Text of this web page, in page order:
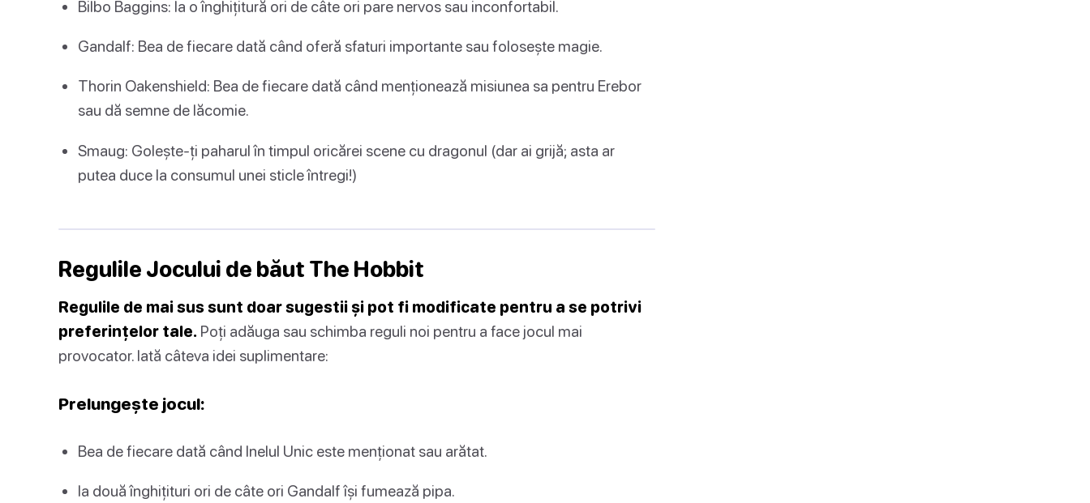
Bilbo Baggins: Ia o înghițitură ori de câte ori pare nervos sau inconfortabil.
Gandalf: Bea de fiecare dată când oferă sfaturi importante sau folosește magie.
Thorin Oakenshield: Bea de fiecare dată când menționează misiunea sa pentru Erebor
sau dă semne de lăcomie.
Smaug: Golește-ți paharul în timpul oricărei scene cu dragonul (dar ai grijă; asta ar
putea duce la consumul unei sticle întregi!)
Regulile Jocului de băut The Hobbit
Regulile de mai sus sunt doar sugestii și pot fi modificate pentru a se potrivi
preferințelor tale. Poți adăuga sau schimba reguli noi pentru a face jocul mai
provocator. Iată câteva idei suplimentare:
Prelungește jocul:
Bea de fiecare dată când Inelul Unic este menționat sau arătat.
Ia două înghițituri ori de câte ori Gandalf își fumează pipa.